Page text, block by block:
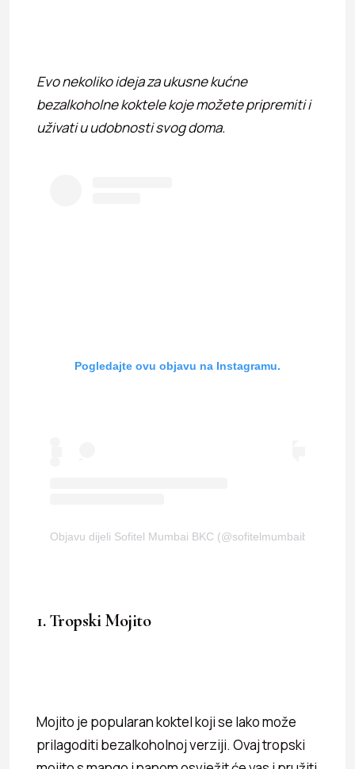
Evo nekoliko ideja za ukusne kućne
bezalkoholne koktele koje možete pripremiti i
uživati u udobnosti svog doma.
Pogledajte ovu objavu na Instagramu.
Objavu dijeli Sofitel Mumbai BKC (@sofitelmumbaibkc)
1. Tropski Mojito
Mojito je popularan koktel koji se lako može
prilagoditi bezalkoholnoj verziji. Ovaj tropski